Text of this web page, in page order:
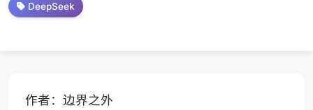
DeepSeek
作者：边界之外